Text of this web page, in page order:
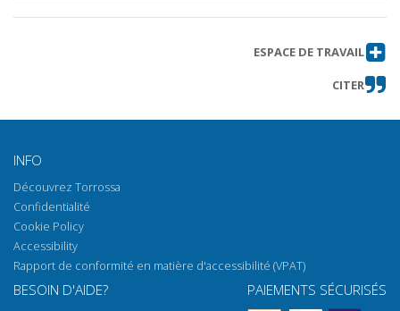
ESPACE DE TRAVAIL
CITER
INFO
Découvrez Torrossa
Confidentialité
Cookie Policy
Accessibility
Rapport de conformité en matière d'accessibilité (VPAT)
BESOIN D'AIDE? PAIEMENTS SÉCURISÉS